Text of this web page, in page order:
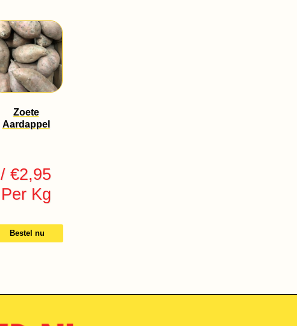
Zoete
Aardappel
/ €2,95
Per Kg
Bestel nu